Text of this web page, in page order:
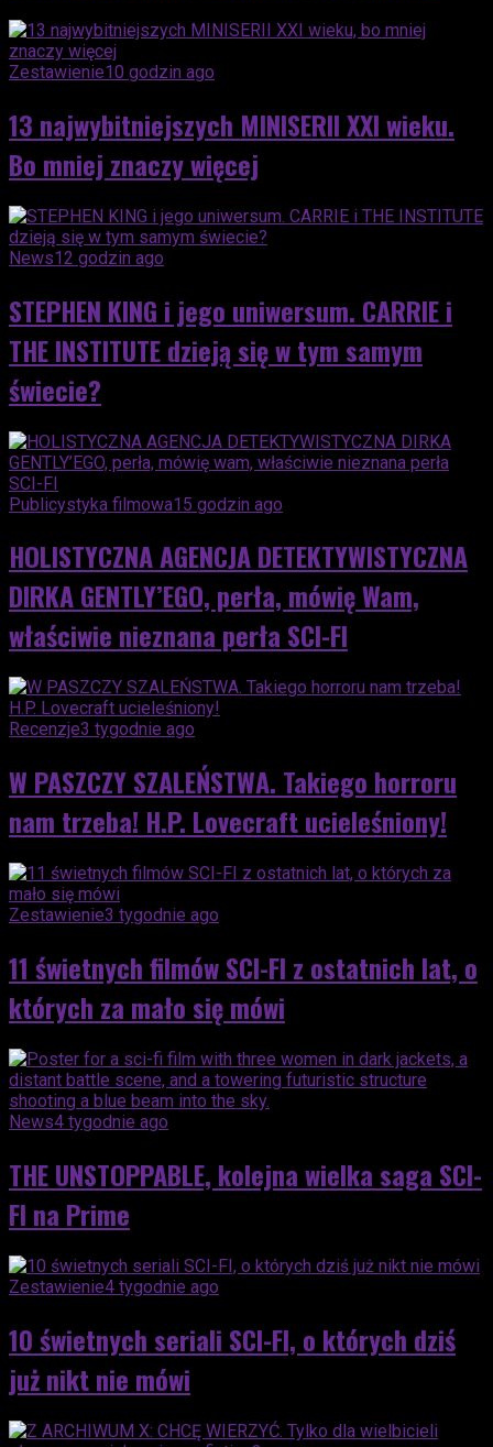
Zestawienie10 godzin ago
13 najwybitniejszych MINISERII XXI wieku.
Bo mniej znaczy więcej
News12 godzin ago
STEPHEN KING i jego uniwersum. CARRIE i
THE INSTITUTE dzieją się w tym samym
świecie?
Publicystyka filmowa15 godzin ago
HOLISTYCZNA AGENCJA DETEKTYWISTYCZNA
DIRKA GENTLY’EGO, perła, mówię Wam,
właściwie nieznana perła SCI-FI
Recenzje3 tygodnie ago
W PASZCZY SZALEŃSTWA. Takiego horroru
nam trzeba! H.P. Lovecraft ucieleśniony!
Zestawienie3 tygodnie ago
11 świetnych filmów SCI-FI z ostatnich lat, o
których za mało się mówi
News4 tygodnie ago
THE UNSTOPPABLE, kolejna wielka saga SCI-
FI na Prime
Zestawienie4 tygodnie ago
10 świetnych seriali SCI-FI, o których dziś
już nikt nie mówi